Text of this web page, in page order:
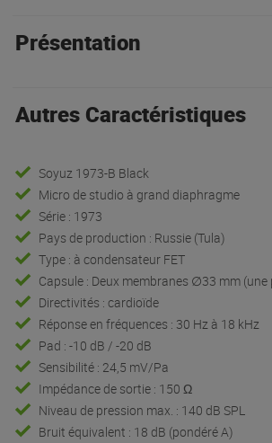
Présentation
Autres Caractéristiques
Soyuz 1973-B Black
Micro de studio à grand diaphragme
Série : 1973
Pays de production : Russie (Tula)
Type : à condensateur FET
Capsule : Deux membranes ∅33 mm (une
Directivités : cardioïde
Réponse en fréquences : 30 Hz à 18 kHz
Pad : -10 dB / -20 dB
Sensibilité : 24,5 mV/Pa
Impédance de sortie : 150 Ω
Niveau de pression max. : 140 dB SPL
Bruit équivalent : 18 dB (pondéré A)